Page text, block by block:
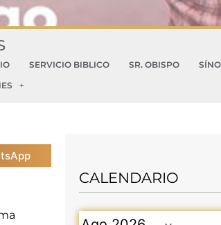
SERVICIO BIBLICO SR. OBISPO
CALENDARIO